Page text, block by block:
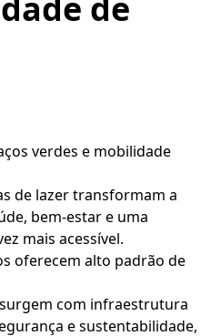
verdes e mobilidade
de lazer transformam a
bem-estar e uma
mais acessível.
oferecem alto padrão de
com infraestrutura
e sustentabilidade,